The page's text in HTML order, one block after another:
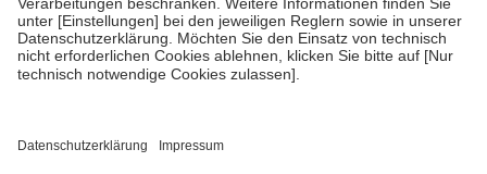
GKV getragen werden
• empfohlenen Schutzimpfungen
• Harn- und Blutteststreifen
getroffen, um sicherzustellen, dass es sich um echte Bewertungen